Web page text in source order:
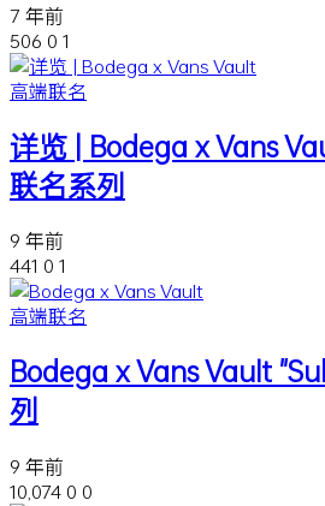
7 年前
506 0 1
高端联名
详览 | Bodega x Vans
联名系列
9 年前
441 0 1
高端联名
Bodega x Vans Vault
列
9 年前
10,074 0 0